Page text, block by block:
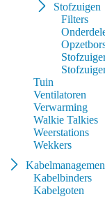
Stofzuigen
Filters
Tuin
Ventilatoren
Verwarming
Walkie Talkies
Weerstations
Wekkers
Kabelbinders
Kabelgoten